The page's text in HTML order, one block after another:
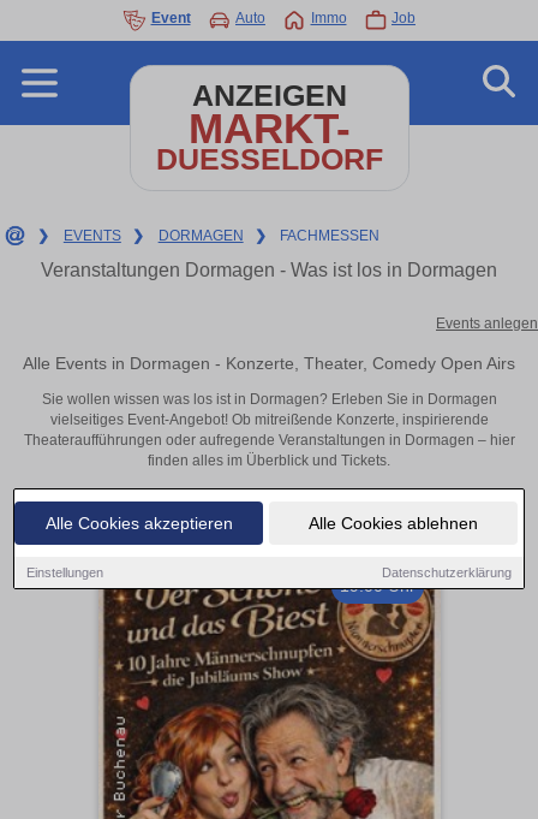
Alle Cookies akzeptieren Alle Cookies ablehnen
Einstellungen Datenschutzerklärung
Event Auto Immo Job
ANZEIGEN
MARKT-
DUESSELDORF
❯ EVENTS ❯ DORMAGEN ❯ FACHMESSEN
Veranstaltungen Dormagen - Was ist los in Dormagen
Events anlegen
Alle Events in Dormagen - Konzerte, Theater, Comedy Open Airs
Sie wollen wissen was los ist in Dormagen? Erleben Sie in Dormagen
vielseitiges Event-Angebot! Ob mitreißende Konzerte, inspirierende
Theateraufführungen oder aufregende Veranstaltungen in Dormagen – hier
finden alles im Überblick und Tickets.
19:00 Uhr